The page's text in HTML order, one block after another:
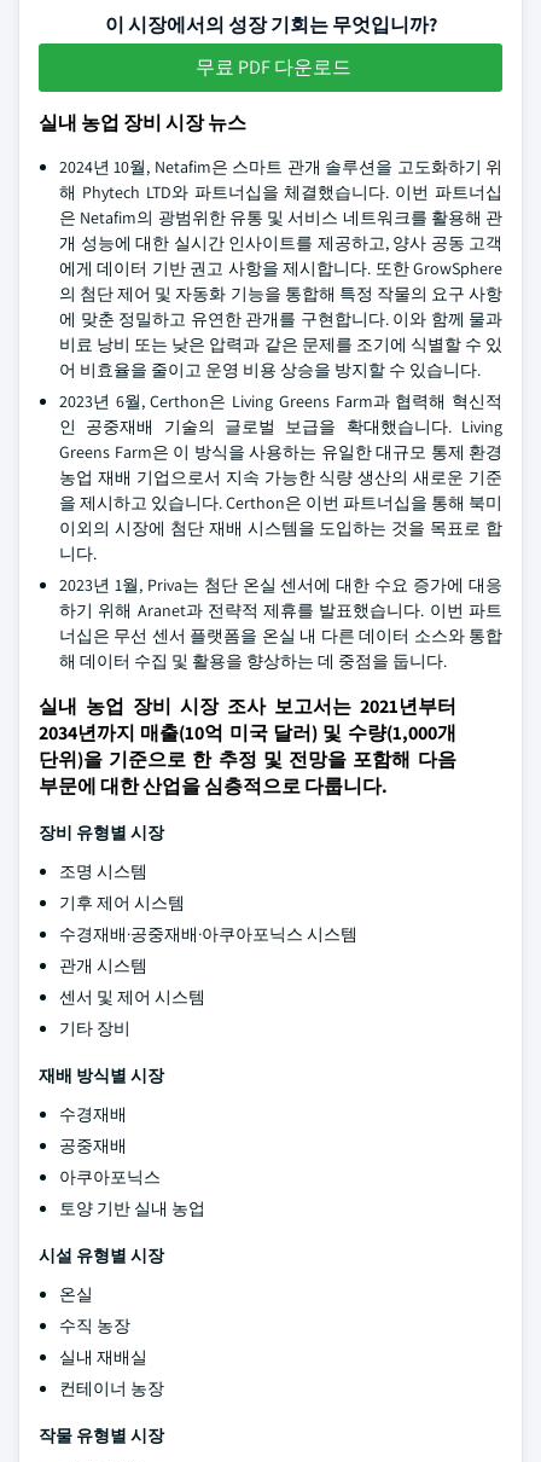
이 시장에서의 성장 기회는 무엇입니까?
무료 PDF 다운로드
실내 농업 장비 시장 뉴스
2024년 10월, Netafim은 스마트 관개 솔루션을 고도화하기 위
해 Phytech LTD와 파트너십을 체결했습니다. 이번 파트너십
은 Netafim의 광범위한 유통 및 서비스 네트워크를 활용해 관
개 성능에 대한 실시간 인사이트를 제공하고, 양사 공동 고객
에게 데이터 기반 권고 사항을 제시합니다. 또한 GrowSphere
의 첨단 제어 및 자동화 기능을 통합해 특정 작물의 요구 사항
에 맞춘 정밀하고 유연한 관개를 구현합니다. 이와 함께 물과
비료 낭비 또는 낮은 압력과 같은 문제를 조기에 식별할 수 있
어 비효율을 줄이고 운영 비용 상승을 방지할 수 있습니다.
2023년 6월, Certhon은 Living Greens Farm과 협력해 혁신적
인 공중재배 기술의 글로벌 보급을 확대했습니다. Living
Greens Farm은 이 방식을 사용하는 유일한 대규모 통제 환경
농업 재배 기업으로서 지속 가능한 식량 생산의 새로운 기준
을 제시하고 있습니다. Certhon은 이번 파트너십을 통해 북미
이외의 시장에 첨단 재배 시스템을 도입하는 것을 목표로 합
니다.
2023년 1월, Priva는 첨단 온실 센서에 대한 수요 증가에 대응
하기 위해 Aranet과 전략적 제휴를 발표했습니다. 이번 파트
너십은 무선 센서 플랫폼을 온실 내 다른 데이터 소스와 통합
해 데이터 수집 및 활용을 향상하는 데 중점을 둡니다.
실내 농업 장비 시장 조사 보고서는 2021년부터
2034년까지 매출(10억 미국 달러) 및 수량(1,000개
단위)을 기준으로 한 추정 및 전망을 포함해 다음
부문에 대한 산업을 심층적으로 다룹니다.
장비 유형별 시장
조명 시스템
기후 제어 시스템
수경재배·공중재배·아쿠아포닉스 시스템
관개 시스템
센서 및 제어 시스템
기타 장비
재배 방식별 시장
수경재배
공중재배
아쿠아포닉스
토양 기반 실내 농업
시설 유형별 시장
온실
수직 농장
실내 재배실
컨테이너 농장
작물 유형별 시장